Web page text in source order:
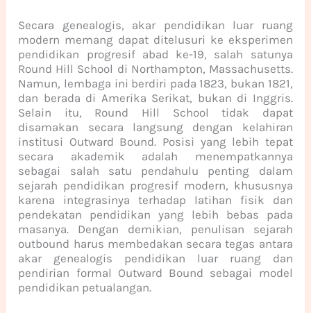
Secara genealogis, akar pendidikan luar ruang
modern memang dapat ditelusuri ke eksperimen
pendidikan progresif abad ke-19, salah satunya
Round Hill School di Northampton, Massachusetts.
Namun, lembaga ini berdiri pada 1823, bukan 1821,
dan berada di Amerika Serikat, bukan di Inggris.
Selain itu, Round Hill School tidak dapat
disamakan secara langsung dengan kelahiran
institusi Outward Bound. Posisi yang lebih tepat
secara akademik adalah menempatkannya
sebagai salah satu pendahulu penting dalam
sejarah pendidikan progresif modern, khususnya
karena integrasinya terhadap latihan fisik dan
pendekatan pendidikan yang lebih bebas pada
masanya. Dengan demikian, penulisan sejarah
outbound harus membedakan secara tegas antara
akar genealogis pendidikan luar ruang dan
pendirian formal Outward Bound sebagai model
pendidikan petualangan.